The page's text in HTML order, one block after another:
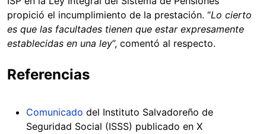
propició el incumplimiento de la prestación. “Lo cierto
es que las facultades tienen que estar expresamente
establecidas en una ley”, comentó al respecto.
Referencias
Comunicado del Instituto Salvadoreño de
Seguridad Social (ISSS) publicado en X